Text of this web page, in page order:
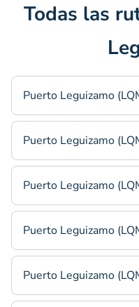
Todas las
Puerto Leguizamo
Puerto Leguizamo
Puerto Leguizamo
Puerto Leguizamo
Puerto Leguizamo